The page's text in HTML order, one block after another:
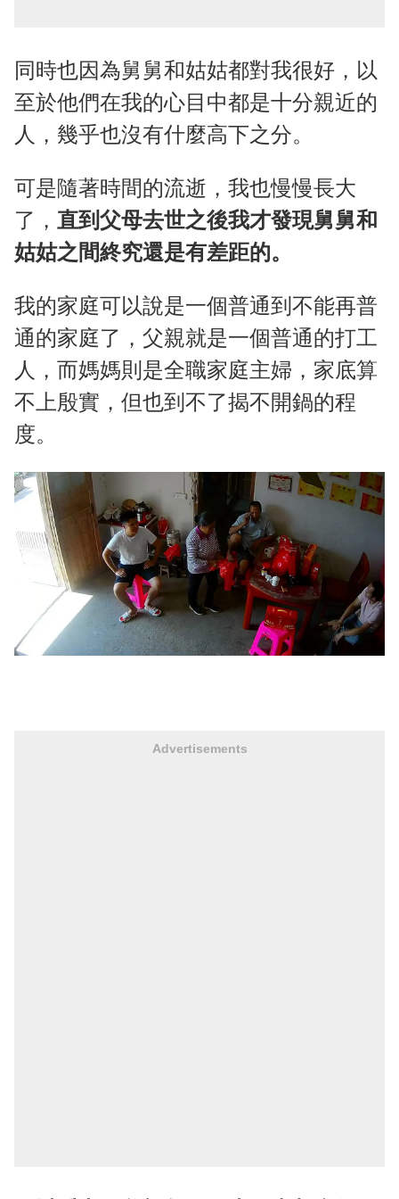
同時也因為舅舅和姑姑都對我很好，以
至於他們在我的心目中都是十分親近的
人，幾乎也沒有什麼高下之分。
可是隨著時間的流逝，我也慢慢長大
了， 直到父母去世之後我才發現舅舅和
姑姑之間終究還是有差距的。
我的家庭可以說是一個普通到不能再普
通的家庭了，父親就是一個普通的打工
人，而媽媽則是全職家庭主婦，家底算
不上殷實，但也到不了揭不開鍋的程
度。
Advertisements